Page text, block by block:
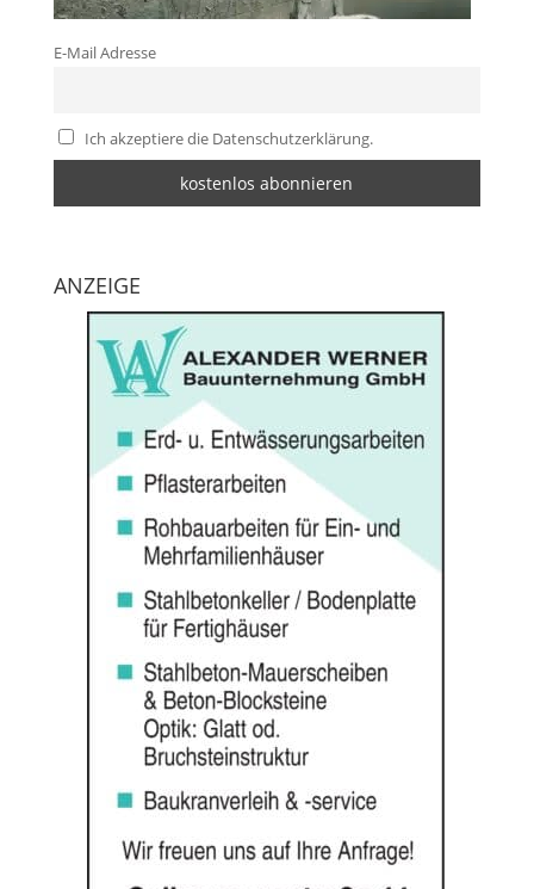
E-Mail Adresse
Ich akzeptiere die Datenschutzerklärung.
ANZEIGE